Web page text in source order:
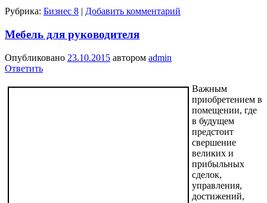
Рубрика: Бизнес 8 | Добавить комментарий
Мебель для руководителя
Опубликовано 23.10.2015 автором admin
Ответить
Важным
приобретением в
помещении, где
в будущем
предстоит
свершение
великих и
прибыльных
сделок,
управления,
достижений,